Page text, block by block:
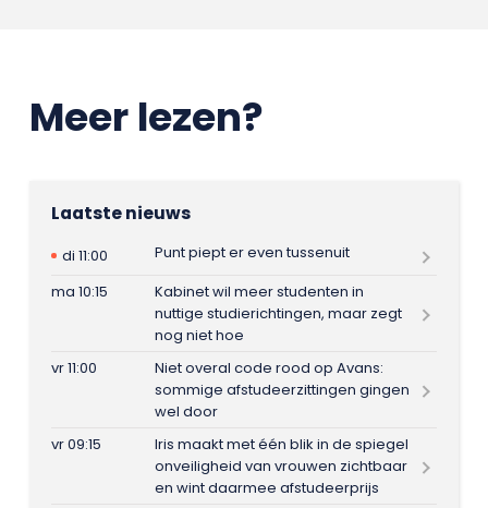
Meer lezen?
Laatste nieuws
di 11:00
Punt piept er even tussenuit
ma 10:15
Kabinet wil meer studenten in
nuttige studierichtingen, maar zegt
nog niet hoe
vr 11:00
Niet overal code rood op Avans:
sommige afstudeerzittingen gingen
wel door
vr 09:15
Iris maakt met één blik in de spiegel
onveiligheid van vrouwen zichtbaar
en wint daarmee afstudeerprijs